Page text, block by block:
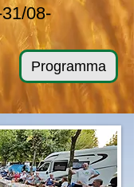
08-
Programma